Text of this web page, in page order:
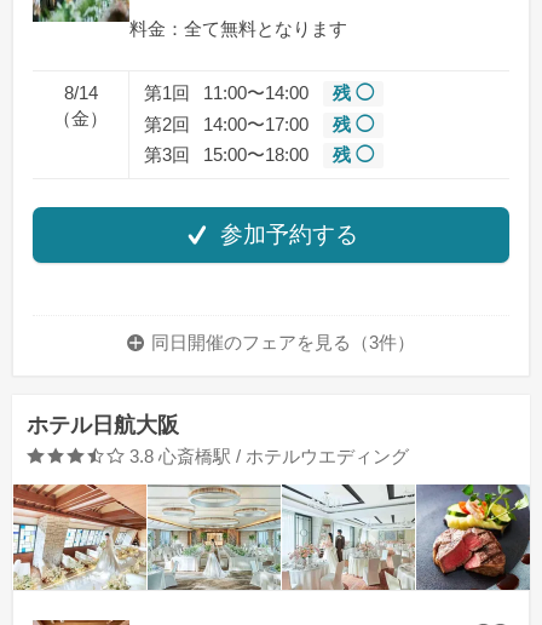
料金：全て無料となります
8/14
（金）
第1回 11:00〜14:00
残 ◯
第2回
14:00〜17:00
残 ◯
第3回
15:00〜18:00 残 ◯
参加予約する
同日開催のフェアを 見る（3件）
ホテル日航大阪
口コミ評価
3.8 心斎橋駅 / ホテルウエディング